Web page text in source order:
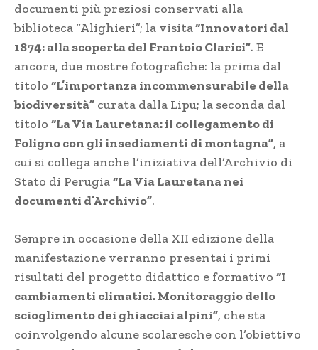
documenti più preziosi conservati alla
biblioteca “Alighieri”; la visita“Innovatori dal
1874: alla scoperta del Frantoio Clarici”. E
ancora, due mostre fotografiche: la prima dal
titolo “L’importanza incommensurabile della
biodiversità” curata dalla Lipu; la seconda dal
titolo “La Via Lauretana: il collegamento di
Foligno con gli insediamenti di montagna”, a
cui si collega anche l’iniziativa dell’Archivio di
Stato di Perugia“La Via Lauretana nei
documenti d’Archivio”.
Sempre in occasione della XII edizione della
manifestazione verranno presentai i primi
risultati del progetto didattico e formativo “I
cambiamenti climatici. Monitoraggio dello
scioglimento dei ghiacciai alpini”, che sta
coinvolgendo alcune scolaresche con l’obiettivo